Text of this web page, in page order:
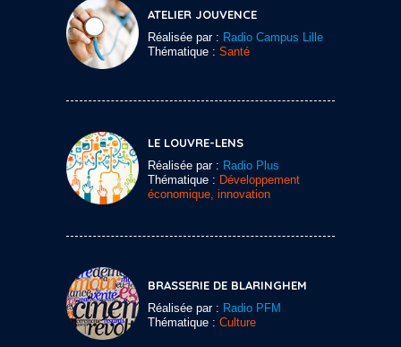
ATELIER JOUVENCE
Réalisée par : Radio Campus Lille
Thématique : Santé
LE LOUVRE-LENS
Réalisée par : Radio Plus
Thématique : Développement
économique, innovation
BRASSERIE DE BLARINGHEM
Réalisée par : Radio PFM
Thématique : Culture